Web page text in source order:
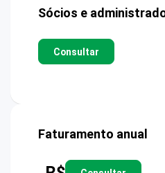
Sócios e
Consultar
Faturamento anual